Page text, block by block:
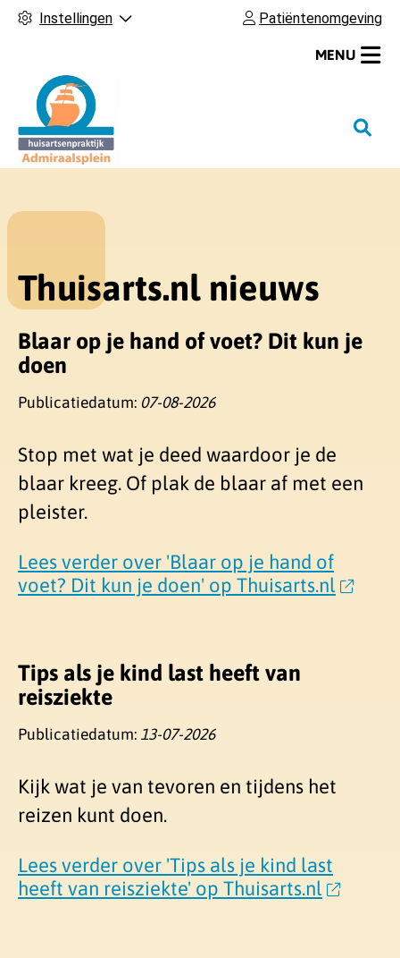
Instellingen Patiëntenomgeving
H
MENU
Thuisarts.nl nieuws
Blaar op je hand of voet? Dit kun je
doen
Publicatiedatum: 07-08-2026
Stop met wat je deed waardoor je de
blaar kreeg. Of plak de blaar af met een
pleister.
Lees verder over 'Blaar op je hand of
voet? Dit kun je doen' op Thuisarts.nl
Tips als je kind last heeft van
reisziekte
Publicatiedatum: 13-07-2026
Kijk wat je van tevoren en tijdens het
reizen kunt doen.
Lees verder over 'Tips als je kind last
heeft van reisziekte' op Thuisarts.nl